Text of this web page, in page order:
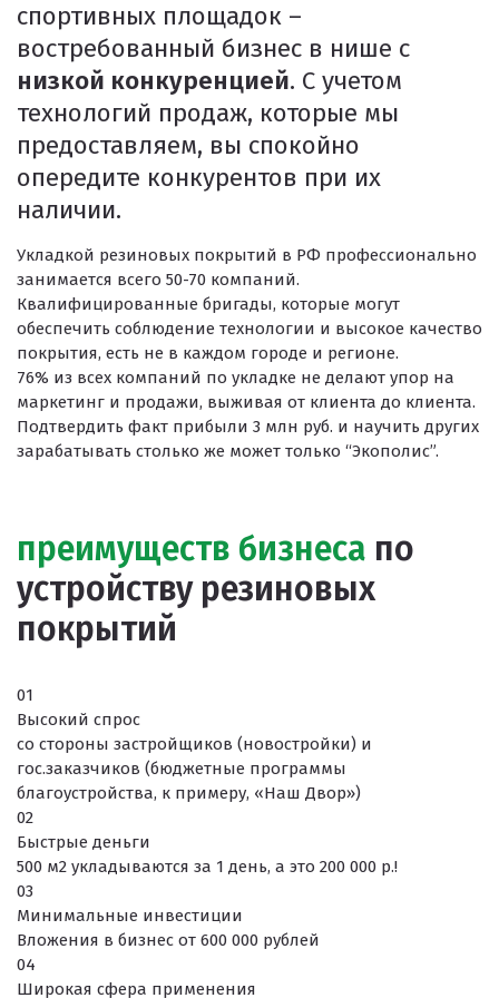
Покрытия для беговых дорожек
Покрытия для спортивных площадок
Универсальные антискользящие покрытия
Искусственная трава
Резиновая брусчатка
Резиновый бордюр
Рулонное резиновое покрытие
Каменный ковер
Пигменты порошковые
Наборы для самостоятельной укладки
Цветная окрашенная крошка Eco Color Mill
Цветная окрашенная крошка EPDM
TPV крошка
Оборудование для укладки
Игровое оборудование для площадок
Спортивное оборудование
Резиновое покрытие
спортивных площадок –
востребованный бизнес в нише с
низкой конкуренцией. С учетом
технологий продаж, которые мы
предоставляем, вы спокойно
опередите конкурентов при их
наличии.
Укладкой резиновых покрытий в РФ профессионально
занимается всего 50-70 компаний.
Квалифицированные бригады, которые могут
обеспечить соблюдение технологии и высокое качество
покрытия, есть не в каждом городе и регионе.
76% из всех компаний по укладке не делают упор на
маркетинг и продажи, выживая от клиента до клиента.
Подтвердить факт прибыли 3 млн руб. и научить других
зарабатывать столько же может только “Экополис”.
преимуществ бизнеса по
устройству резиновых
покрытий
01
Высокий спрос
со стороны застройщиков (новостройки) и
гос.заказчиков (бюджетные программы
благоустройства, к примеру, «Наш Двор»)
02
Быстрые деньги
500 м2 укладываются за 1 день, а это 200 000 р.!
03
Минимальные инвестиции
Вложения в бизнес от 600 000 рублей
04
Широкая сфера применения